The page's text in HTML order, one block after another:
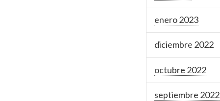
enero 2023
diciembre 2022
octubre 2022
septiembre 2022